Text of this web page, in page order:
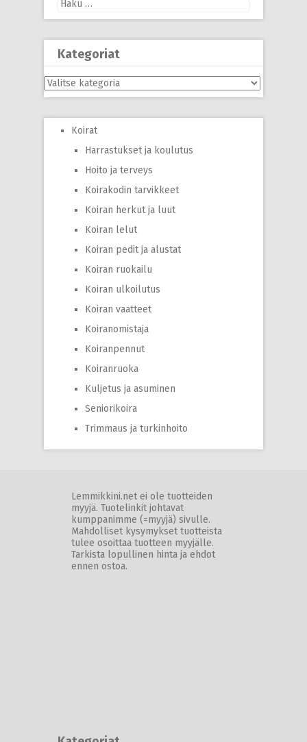
Kategoriat
Kategoriat
Koirat
Harrastukset ja koulutus
Hoito ja terveys
Koirakodin tarvikkeet
Koiran herkut ja luut
Koiran lelut
Koiran pedit ja alustat
Koiran ruokailu
Koiran ulkoilutus
Koiran vaatteet
Koiranomistaja
Koiranpennut
Koiranruoka
Kuljetus ja asuminen
Seniorikoira
Trimmaus ja turkinhoito
Lemmikkini.net ei ole tuotteiden
myyjä. Tuotelinkit johtavat
kumppanimme (=myyjä) sivulle.
Mahdolliset kysymykset tuotteista
tulee osoittaa tuotteen myyjälle.
Tarkista lopullinen hinta ja ehdot
ennen ostoa.